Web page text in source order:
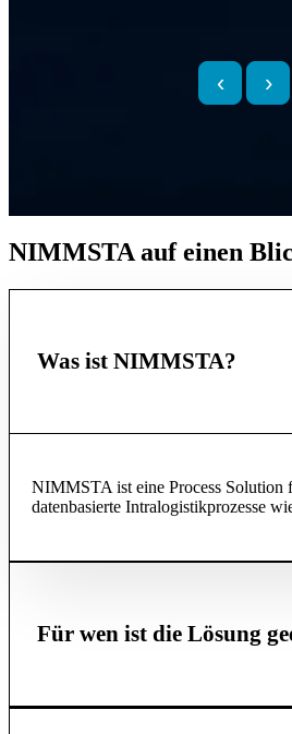
‹ ›
NIMMSTA auf einen
Was ist NIMMSTA?
NIMMSTA ist eine Process Solution
datenbasierte Intralogistikprozesse
Für wen ist die Lösung